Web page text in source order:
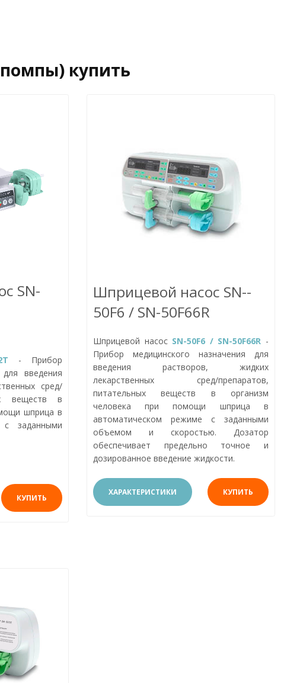
купить
SN-
- Прибор
для введения
сред/
веществ в
шприца в
с заданными
КУПИТЬ
Шприцевой насос SN-­
50F6 / SN­-50F66R
Шприцевой насос SN-­50F6 / SN­-50F66R -
Прибор медицинского назначения для
введения растворов, жидких
лекарственных сред/препаратов,
питательных веществ в организм
человека при помощи шприца в
автоматическом режиме с заданными
объемом и скоростью. Дозатор
обеспечивает предельно точное и
дозированное введение жидкости.
ХАРАКТЕРИСТИКИ КУПИТЬ